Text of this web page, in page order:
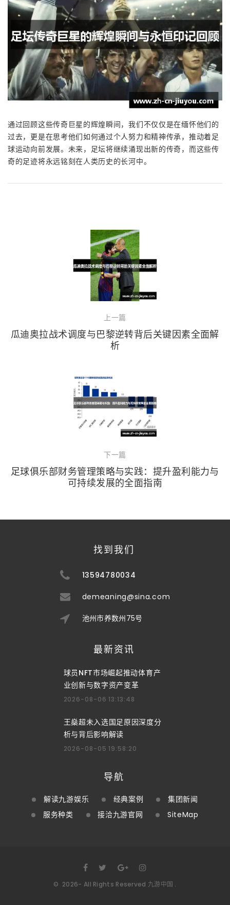
通过回顾这些传奇巨星的辉煌瞬间，我们不仅仅是在缅怀他们的
过去，更是在思考他们如何通过个人努力和精神传承，推动着足
球运动向前发展。未来，足坛将继续涌现出新的传奇，而这些传
奇的足迹将永远铭刻在人类历史的长河中。
上一篇
瓜迪奥拉战术调度与巴黎逆转背后关键因素全面解
析
下一篇
足球俱乐部财务管理策略与实践：提升盈利能力与
可持续发展的全面指南
找到我们
13594780034
demeaning@sina.com
池州市养数州75号
最新资讯
球员NFT市场崛起推动体育产
业创新与数字资产变革
2026-08-06 13:13:48
王燊超未入选国足原因深度分
析与背后影响解读
2026-08-05 19:58:20
导航
解读九游娱乐 经典案例
集团新闻
服务种类
接洽九游官网 SiteMap
© 2026- All Rights Reserved 九游中国 .